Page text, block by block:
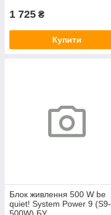
1 725 ₴
Купити
Блок живлення 500 W be
quiet! System Power 9 (S9-